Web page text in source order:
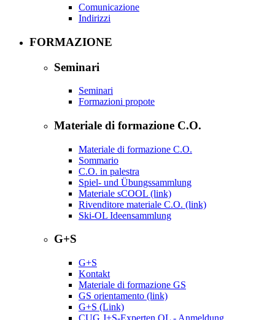
Comunicazione
Indirizzi
FORMAZIONE
Seminari
Seminari
Formazioni propote
Materiale di formazione C.O.
Materiale di formazione C.O.
Sommario
C.O. in palestra
Spiel- und Übungssammlung
Materiale sCOOL (link)
Rivenditore materiale C.O. (link)
Ski-OL Ideensammlung
G+S
G+S
Kontakt
Materiale di formazione GS
GS orientamento (link)
G+S (Link)